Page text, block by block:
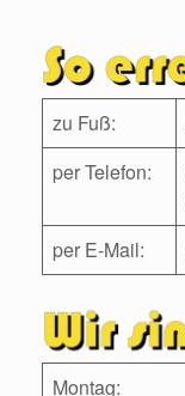
zu Fuß:
per Telefon:
per E-Mail:
Montag: